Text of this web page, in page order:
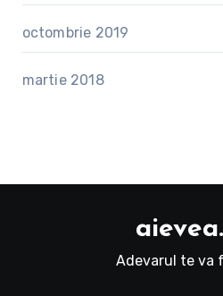
octombrie 2019
martie 2018
Adevarul te va